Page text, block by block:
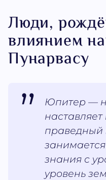
Люди,
влиянием
Пунарвасу
Юпитер —
праведный
знания с
уровень